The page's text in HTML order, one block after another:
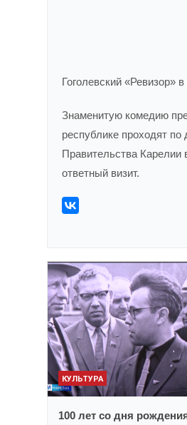
Гоголевский «Ревизор»
Знаменитую комедию
республике проходят
Правительства Карелии
ответный визит.
КУЛЬТУРА
100 лет со дня